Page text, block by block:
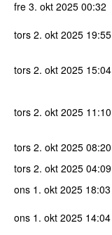
fre 3. okt 2025 00:32
tors 2. okt 2025 19:55
tors 2. okt 2025 15:04
tors 2. okt 2025 11:10
tors 2. okt 2025 08:20
tors 2. okt 2025 04:09
ons 1. okt 2025 18:03
ons 1. okt 2025 14:04